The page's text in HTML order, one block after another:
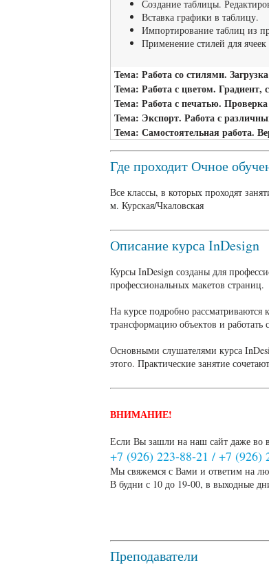
Создание таблицы.
Вставка графики в таблицу.
Импортирование таблиц из
Применение стилей для
Тема: Работа со стилями.
Тема: Работа с цветом. Градиент,
Тема: Работа с печатью.
Тема: Экспорт. Работа с
Тема: Самостоятельная работа.
Где проходит Очное
Все классы, в которых проходят
м. Курская/Чкаловская
Описание курса InDesign
Курсы InDesign созданы для
профессиональных макетов страниц.
На курсе подробно рассматриваются
трансформацию объектов и
Основными слушателями курса
этого. Практические занятие
ВНИМАНИЕ!
Если Вы зашли на наш сайт даже во
+7 (926) 223-88-21 / +7 (926)
Мы свяжемся с Вами и ответим на
В будни с 10 до 19-00, в выходные
Преподаватели